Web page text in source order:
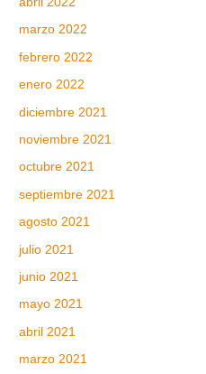
marzo 2022
febrero 2022
enero 2022
diciembre 2021
noviembre 2021
octubre 2021
septiembre 2021
agosto 2021
julio 2021
junio 2021
mayo 2021
abril 2021
marzo 2021